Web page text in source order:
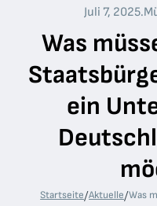
Juli 7, 2025.
Was
ein
Startseite/Aktuelle/